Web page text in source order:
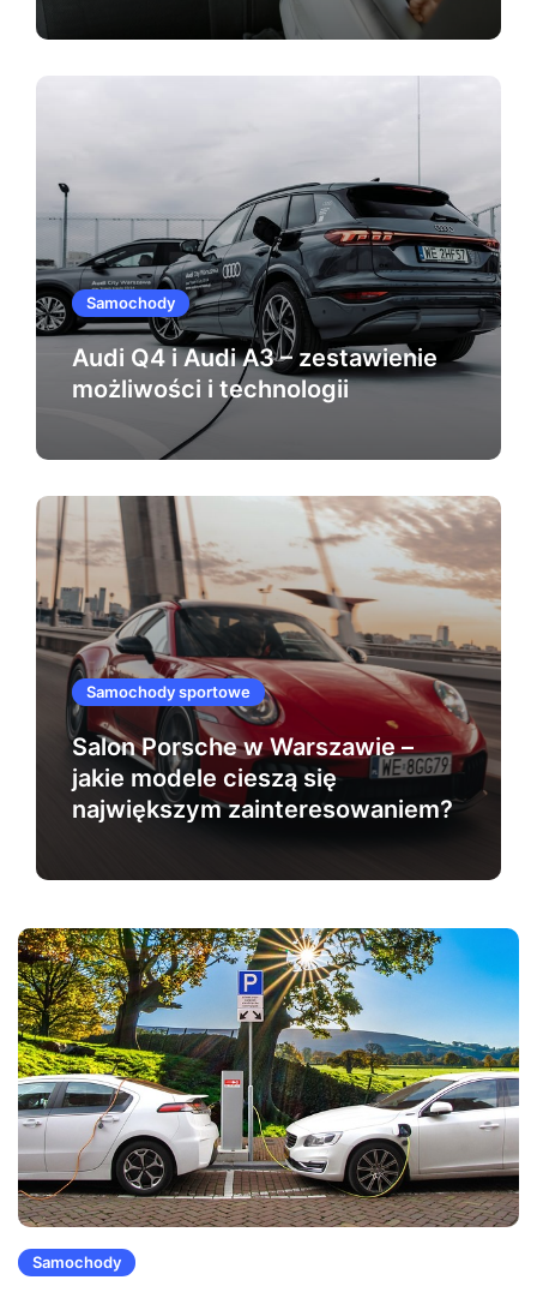
Samochody
Audi Q4 i Audi A3 – zestawienie
możliwości i technologii
Samochody sportowe
Salon Porsche w Warszawie –
jakie modele cieszą się
największym zainteresowaniem?
Samochody